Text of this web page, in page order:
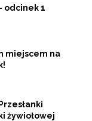
odcinek 1
miejscem na
żywiołowej